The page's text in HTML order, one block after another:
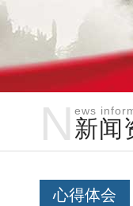
N ews
新闻
心得体会